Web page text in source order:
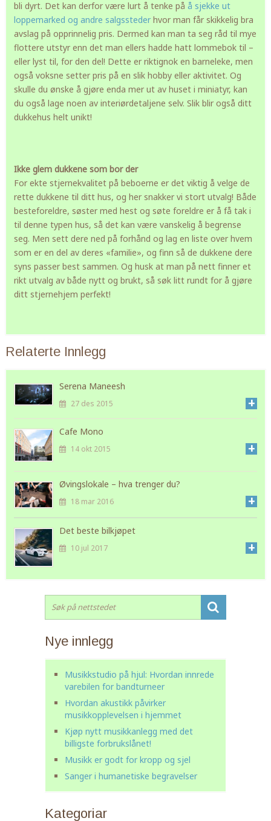
bli dyrt. Det kan derfor være lurt å tenke på å sjekke ut
loppemarked og andre salgsstederhvor man får skikkelig bra
avslag på opprinnelig pris. Dermed kan man ta seg råd til mye
flottere utstyr enn det man ellers hadde hatt lommebok til –
eller lyst til, for den del! Dette er riktignok en barneleke, men
også voksne setter pris på en slik hobby eller aktivitet. Og
skulle du ønske å gjøre enda mer ut av huset i miniatyr, kan
du også lage noen av interiørdetaljene selv. Slik blir også ditt
dukkehus helt unikt!
Ikke glem dukkene som bor der
For ekte stjernekvalitet på beboerne er det viktig å velge de
rette dukkene til ditt hus, og her snakker vi stort utvalg! Både
besteforeldre, søster med hest og søte foreldre er å få tak i
til denne typen hus, så det kan være vanskelig å begrense
seg. Men sett dere ned på forhånd og lag en liste over hvem
som er en del av deres «familie», og finn så de dukkene dere
syns passer best sammen. Og husk at man på nett finner et
rikt utvalg av både nytt og brukt, så søk litt rundt for å gjøre
ditt stjernehjem perfekt!
Relaterte Innlegg
Serena Maneesh
27 des 2015 +
Cafe Mono
14 okt 2015 +
Øvingslokale – hva trenger du?
18 mar 2016 +
Det beste bilkjøpet
10 jul 2017 +
Nye innlegg
Musikkstudio på hjul: Hvordan innrede
varebilen for bandturneer
Hvordan akustikk påvirker
musikkopplevelsen i hjemmet
Kjøp nytt musikkanlegg med det
billigste forbrukslånet!
Musikk er godt for kropp og sjel
Sanger i humanetiske begravelser
Kategoriar